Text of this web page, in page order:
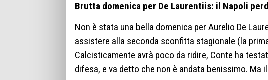
Brutta domenica per De Laurentiis: il Napoli
Non è stata una bella domenica per Aurelio De
assistere alla seconda sconfitta stagionale (la
Calcisticamente avrà poco da ridire, Conte ha
difesa, e va detto che non è andata benissimo. Ma